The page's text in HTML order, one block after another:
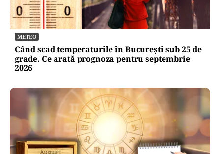
METEO
Când scad temperaturile în București sub 25 de
grade. Ce arată prognoza pentru septembrie
2026